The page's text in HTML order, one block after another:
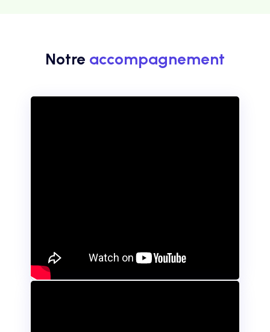
Notre accompagnement